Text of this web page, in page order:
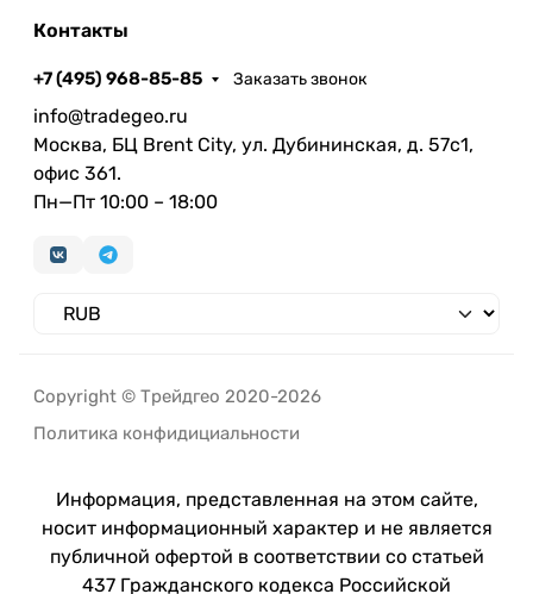
Контакты
+7 (495) 968-85-85 Заказать звонок
info@tradegeo.ru
Москва, БЦ Brent City, ул. Дубининская, д. 57с1,
офис 361.
Пн—Пт 10:00 – 18:00
Copyright © Трейдгео 2020-2026
Политика конфидициальности
Информация, представленная на этом сайте,
носит информационный характер и не является
публичной офертой в соответствии со статьей
437 Гражданского кодекса Российской